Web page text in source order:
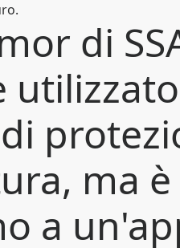
di
ma
a